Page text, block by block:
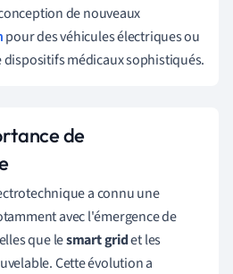
de nouveaux
pour des véhicules électriques ou
médicaux sophistiqués.
de
a connu une
avec l'émergence de
que lesmart gridet les
Cette évolution a